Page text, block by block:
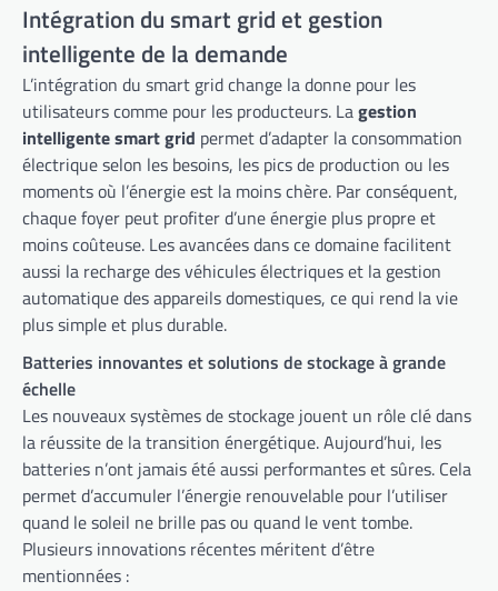
Intégration du smart grid et gestion
intelligente de la demande
L’intégration du smart grid change la donne pour les
utilisateurs comme pour les producteurs. Lagestion
intelligente smart grid permet d’adapter la consommation
électrique selon les besoins, les pics de production ou les
moments où l’énergie est la moins chère. Par conséquent,
chaque foyer peut profiter d’une énergie plus propre et
moins coûteuse. Les avancées dans ce domaine facilitent
aussi la recharge des véhicules électriques et la gestion
automatique des appareils domestiques, ce qui rend la vie
plus simple et plus durable.
Batteries innovantes et solutions de stockage à grande
échelle
Les nouveaux systèmes de stockage jouent un rôle clé dans
la réussite de la transition énergétique. Aujourd’hui, les
batteries n’ont jamais été aussi performantes et sûres. Cela
permet d’accumuler l’énergie renouvelable pour l’utiliser
quand le soleil ne brille pas ou quand le vent tombe.
Plusieurs innovations récentes méritent d’être
mentionnées :